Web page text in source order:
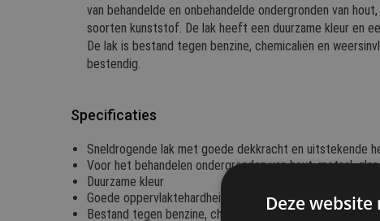
van behandelde en onbehandelde ondergronden van
soorten kunststof. De lak heeft een duurzame kleur en
De lak is bestand tegen benzine, chemicaliën en
bestendig.
Specificaties
Sneldrogende lak met goede dekkracht en uitstekende
Voor het behandelen ondergronden van hout, metaal,
Duurzame kleur
Goede oppervlaktehardheid
Bestand tegen benzine, chemicaliën en weersinvloeden
Deze